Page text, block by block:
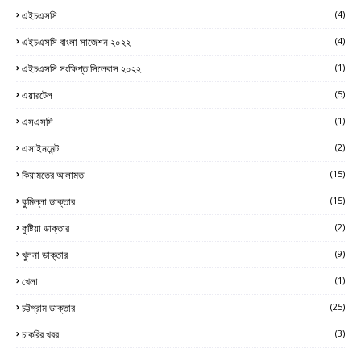
এইচএসসি (4)
এইচএসসি বাংলা সাজেশন ২০২২ (4)
এইচএসসি সংক্ষিপ্ত সিলেবাস ২০২২ (1)
এয়ারটেল (5)
এসএসসি (1)
এসাইনমেন্ট (2)
কিয়ামতের আলামত (15)
কুমিল্লা ডাক্তার (15)
কুষ্টিয়া ডাক্তার (2)
খুলনা ডাক্তার (9)
খেলা (1)
চট্টগ্রাম ডাক্তার (25)
চাকরির খবর (3)